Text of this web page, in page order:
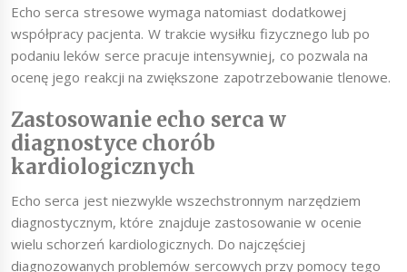
Echo serca stresowe wymaga natomiast dodatkowej
współpracy pacjenta. W trakcie wysiłku fizycznego lub po
podaniu leków serce pracuje intensywniej, co pozwala na
ocenę jego reakcji na zwiększone zapotrzebowanie tlenowe.
Zastosowanie echo serca w
diagnostyce chorób
kardiologicznych
Echo serca jest niezwykle wszechstronnym narzędziem
diagnostycznym, które znajduje zastosowanie w ocenie
wielu schorzeń kardiologicznych. Do najczęściej
diagnozowanych problemów sercowych przy pomocy tego